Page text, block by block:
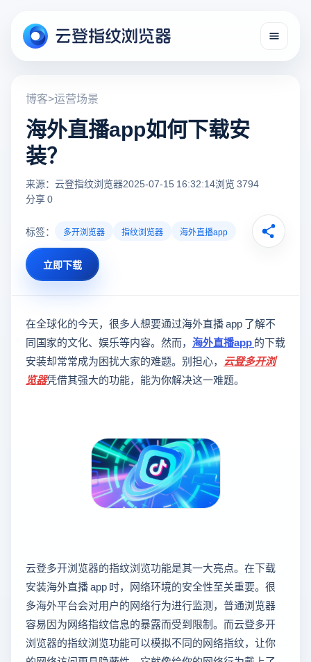
博客>运营场景
海外直播app如何下载安
装？
来源：云登指纹浏览器2025-07-15 16:32:14浏览 3794
分享 0
标签： 多开浏览器 指纹浏览器 海外直播app
立即下载
在全球化的今天，很多人想要通过海外直播 app 了解不
同国家的文化、娱乐等内容。然而， 海外直播app的下载
安装却常常成为困扰大家的难题。别担心， 云登多开浏
览器凭借其强大的功能，能为你解决这一难题。
云登多开浏览器的指纹浏览功能是其一大亮点。在下载
安装海外直播 app 时，网络环境的安全性至关重要。很
多海外平台会对用户的网络行为进行监测，普通浏览器
容易因为网络指纹信息的暴露而受到限制。而云登多开
浏览器的指纹浏览功能可以模拟不同的网络指纹，让你